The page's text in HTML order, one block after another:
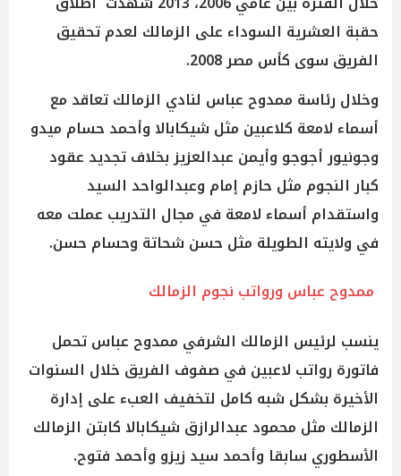
حقبة العشرية السوداء على الزمالك لعدم تحقيق
الفريق سوى كأس مصر 2008.
وخلال رئاسة ممدوح عباس لنادي الزمالك تعاقد مع
أسماء لامعة كلاعبين مثل شيكابالا وأحمد حسام ميدو
وجونيور أجوجو وأيمن عبدالعزيز بخلاف تجديد عقود
كبار النجوم مثل حازم إمام وعبدالواحد السيد
واستقدام أسماء لامعة في مجال التدريب عملت معه
في ولايته الطويلة مثل حسن شحاتة وحسام حسن.
ممدوح عباس ورواتب نجوم الزمالك
ينسب لرئيس الزمالك الشرفي ممدوح عباس تحمل
فاتورة رواتب لاعبين في صفوف الفريق خلال السنوات
الأخيرة بشكل شبه كامل لتخفيف العبء على إدارة
الزمالك مثل محمود عبدالرازق شيكابالا كابتن الزمالك
الأسطوري سابقا وأحمد سيد زيزو وأحمد فتوح.